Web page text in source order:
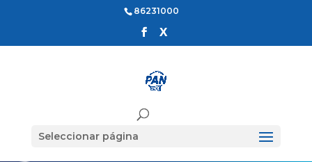
86231000
Seleccionar página